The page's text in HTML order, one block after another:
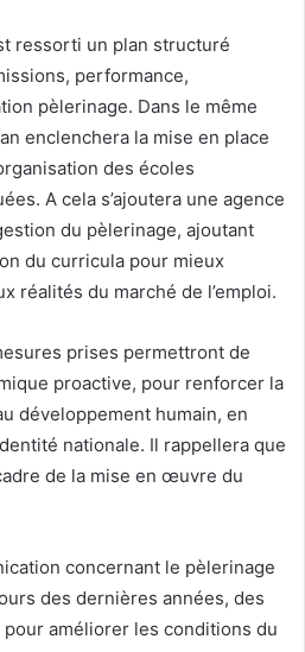
ressorti un plan structuré
performance,
pèlerinage. Dans le même
enclenchera la mise en place
des écoles
A cela s’ajoutera une agence
du pèlerinage, ajoutant
du curricula pour mieux
réalités du marché de l’emploi.
prises permettront de
proactive, pour renforcer la
développement humain, en
nationale. Il rappellera que
de la mise en œuvre du
concernant le pèlerinage
des dernières années, des
améliorer les conditions du